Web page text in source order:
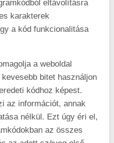
eltávolításra
karakterek
a kód funkcionalitása
a weboldal
bitet használjon
kódhoz képest.
az információt, annak
nélkül. Ezt úgy éri el,
az összes